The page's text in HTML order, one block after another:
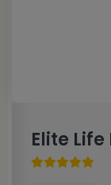
Elite Life